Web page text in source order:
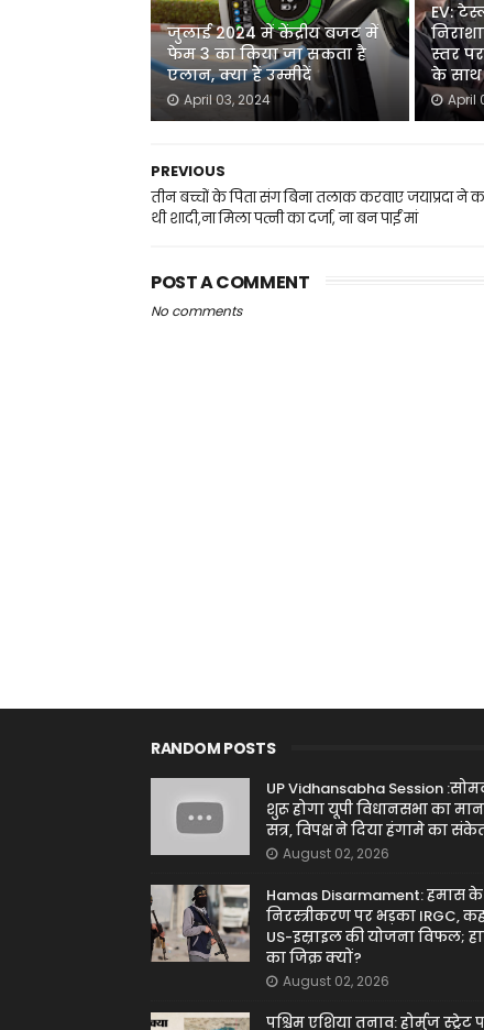
जुलाई 2024 में केंद्रीय बजट में
फेम 3 का किया जा सकता है
एलान, क्या हैं उम्मीदें
April 03, 2024
EV:
स्तर
के
April
PREVIOUS
तीन बच्चों के पिता संग बिना तलाक करवाए जयाप्रदा ने
थी शादी,ना मिला पत्नी का दर्जा, ना बन पाईं मां
POST A COMMENT
No comments
RANDOM POSTS
UP Vidhansabha Session
शुरू होगा यूपी विधानसभा का
सत्र, विपक्ष ने दिया हंगामे का
August 02, 2026
Hamas Disarmament: हमास के
निरस्त्रीकरण पर भड़का IRGC,
US-इस्राइल की योजना विफल;
का जिक्र क्यों?
August 02, 2026
पश्चिम एशिया तनाव: होर्मुज स्ट्रेट